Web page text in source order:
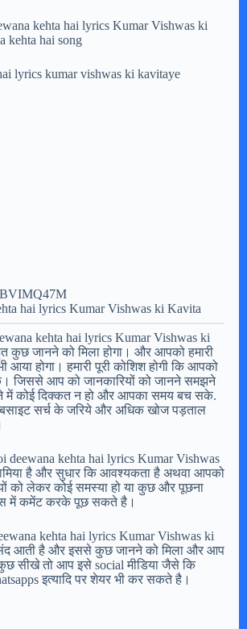
kehta hai lyrics Kumar Vishwas ki
kehta hai song
lyrics kumar vishwas ki kavitaye
hai lyrics Kumar Vishwas ki Kavita
kehta hai lyrics Kumar Vishwas ki
कुछ जानने को मिला होगा। और आपको हमारी
आया होगा। हमारी पूरी कोशिश होगी कि आपको
जिससे आप को जानकारियों को जानने समझने
में कोई दिक्कत न हो और आपका समय बच सके.
सर्च के जरिये और अधिक खोज पड़ताल
deewana kehta hai lyrics Kumar Vishwas
है और सुधार कि आवश्यकता है अथवा आपको
को लेकर कोई समस्या हो या कुछ और पूछना
में कमेंट करके पूछ सकते है।
kehta hai lyrics Kumar Vishwas ki
आती है और इससे कुछ जानने को मिला और आप
सीखे तो आप इसे social मीडिया जैसे कि
इत्यादि पर शेयर भी कर सकते है।